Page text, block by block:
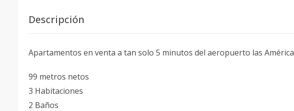
Descripción
Apartamentos en venta a tan solo 5 minutos del aeropuerto las América
99 metros netos
3 Habitaciones
2 Baños